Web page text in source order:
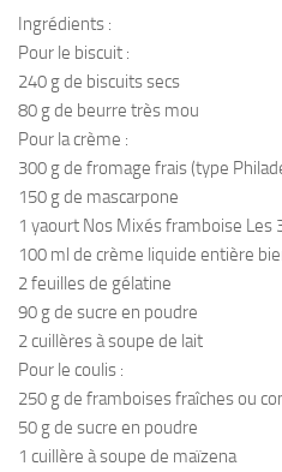
Ingrédients :
Pour le biscuit :
240 g de biscuits secs
80 g de beurre très mou
Pour la crème :
300 g de fromage frais (type
150 g de mascarpone
1 yaourt Nos Mixés framboise Les
100 ml de crème liquide entière
2 feuilles de gélatine
90 g de sucre en poudre
2 cuillères à soupe de lait
Pour le coulis :
250 g de framboises fraîches ou
50 g de sucre en poudre
1 cuillère à soupe de maïzena